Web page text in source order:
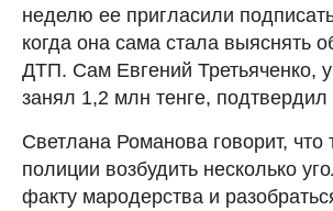
неделю ее пригласили
когда она сама стала выяснять
ДТП. Сам Евгений Третьяченко, у
занял 1,2 млн тенге, подтвердил
Светлана Романова говорит, что
полиции возбудить несколько
факту мародерства и